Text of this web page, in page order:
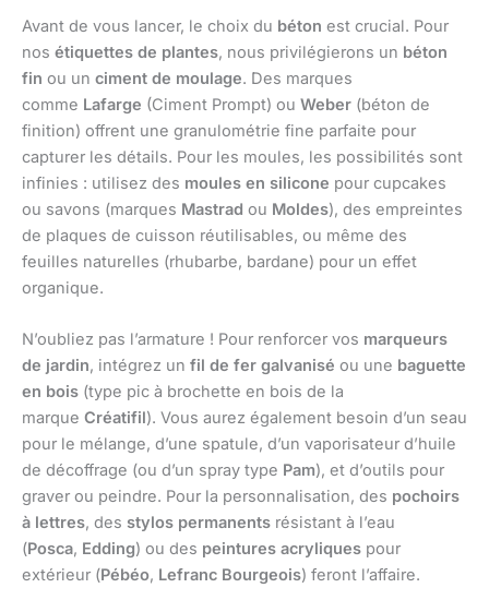
Avant de vous lancer, le choix du béton est crucial. Pour
nos étiquettes de plantes, nous privilégierons un béton
fin ou un ciment de moulage. Des marques
comme Lafarge (Ciment Prompt) ou Weber (béton de
finition) offrent une granulométrie fine parfaite pour
capturer les détails. Pour les moules, les possibilités sont
infinies : utilisez des moules en silicone pour cupcakes
ou savons (marques Mastrad ou Moldes), des empreintes
de plaques de cuisson réutilisables, ou même des
feuilles naturelles (rhubarbe, bardane) pour un effet
organique.
N’oubliez pas l’armature ! Pour renforcer vos marqueurs
de jardin, intégrez un fil de fer galvanisé ou une baguette
en bois (type pic à brochette en bois de la
marque Créatifil). Vous aurez également besoin d’un seau
pour le mélange, d’une spatule, d’un vaporisateur d’huile
de décoffrage (ou d’un spray type Pam), et d’outils pour
graver ou peindre. Pour la personnalisation, des pochoirs
à lettres, des stylos permanents résistant à l’eau
(Posca, Edding) ou des peintures acryliques pour
extérieur (Pébéo, Lefranc Bourgeois) feront l’affaire.